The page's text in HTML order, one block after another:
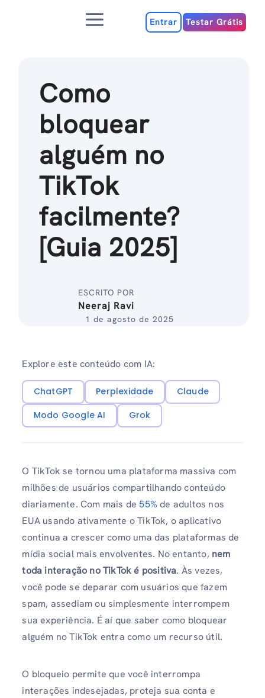
MenuEntrar Testar Grátis
Como
bloquear
alguém no
TikTok
facilmente?
[Guia 2025]
ESCRITO POR
Neeraj Ravi
1 de agosto de 2025
Explore este conteúdo com IA:
ChatGPT Perplexidade
Claude
Modo Google AI
Grok
O TikTok se tornou uma plataforma massiva com
milhões de usuários compartilhando conteúdo
diariamente. Com mais de55% de adultos nos
EUA usando ativamente o TikTok, o aplicativo
continua a crescer como uma das plataformas de
mídia social mais envolventes. No entanto, nem
toda interação no TikTok é positiva. Às vezes,
você pode se deparar com usuários que fazem
spam, assediam ou simplesmente interrompem
sua experiência. É aí que saber como bloquear
alguém no TikTok entra como um recurso útil.
O bloqueio permite que você interrompa
interações indesejadas, proteja sua conta e